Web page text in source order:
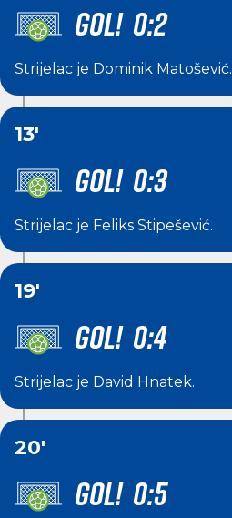
GOL! 0:2
Strijelac je Dominik Matošević.
13'
GOL! 0:3
Strijelac je Feliks Stipešević.
19'
GOL! 0:4
Strijelac je David Hnatek.
20'
GOL! 0:5